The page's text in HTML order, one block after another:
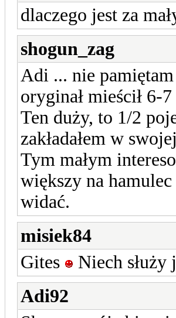
dlaczego jest za
shogun_zag
Adi ... nie
oryginał mieścił 6-
Ten duży, to 1/2
zakładałem w
Tym małym
większy na
widać.
misiek84
Gites
Niech
Adi92